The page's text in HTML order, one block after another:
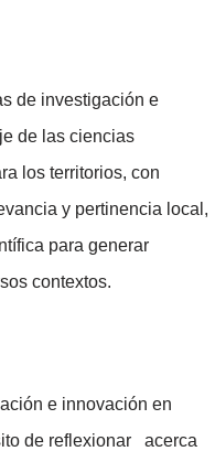
de investigación e
de las ciencias
los territorios, con
y pertinencia local,
para generar
contextos.
e innovación en
de reflexionar acerca